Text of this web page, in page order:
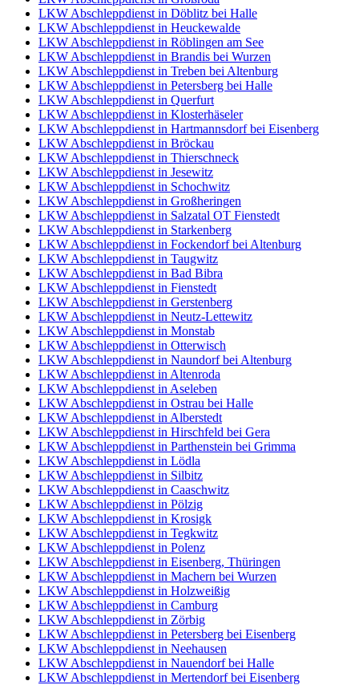
LKW Abschleppdienst in Döblitz bei Halle
LKW Abschleppdienst in Heuckewalde
LKW Abschleppdienst in Röblingen am See
LKW Abschleppdienst in Brandis bei Wurzen
LKW Abschleppdienst in Treben bei Altenburg
LKW Abschleppdienst in Petersberg bei Halle
LKW Abschleppdienst in Querfurt
LKW Abschleppdienst in Klosterhäseler
LKW Abschleppdienst in Hartmannsdorf bei Eisenberg
LKW Abschleppdienst in Bröckau
LKW Abschleppdienst in Thierschneck
LKW Abschleppdienst in Jesewitz
LKW Abschleppdienst in Schochwitz
LKW Abschleppdienst in Großheringen
LKW Abschleppdienst in Salzatal OT Fienstedt
LKW Abschleppdienst in Starkenberg
LKW Abschleppdienst in Fockendorf bei Altenburg
LKW Abschleppdienst in Taugwitz
LKW Abschleppdienst in Bad Bibra
LKW Abschleppdienst in Fienstedt
LKW Abschleppdienst in Gerstenberg
LKW Abschleppdienst in Neutz-Lettewitz
LKW Abschleppdienst in Monstab
LKW Abschleppdienst in Otterwisch
LKW Abschleppdienst in Naundorf bei Altenburg
LKW Abschleppdienst in Altenroda
LKW Abschleppdienst in Aseleben
LKW Abschleppdienst in Ostrau bei Halle
LKW Abschleppdienst in Alberstedt
LKW Abschleppdienst in Hirschfeld bei Gera
LKW Abschleppdienst in Parthenstein bei Grimma
LKW Abschleppdienst in Lödla
LKW Abschleppdienst in Silbitz
LKW Abschleppdienst in Caaschwitz
LKW Abschleppdienst in Pölzig
LKW Abschleppdienst in Krosigk
LKW Abschleppdienst in Tegkwitz
LKW Abschleppdienst in Polenz
LKW Abschleppdienst in Eisenberg, Thüringen
LKW Abschleppdienst in Machern bei Wurzen
LKW Abschleppdienst in Holzweißig
LKW Abschleppdienst in Camburg
LKW Abschleppdienst in Zörbig
LKW Abschleppdienst in Petersberg bei Eisenberg
LKW Abschleppdienst in Neehausen
LKW Abschleppdienst in Nauendorf bei Halle
LKW Abschleppdienst in Mertendorf bei Eisenberg